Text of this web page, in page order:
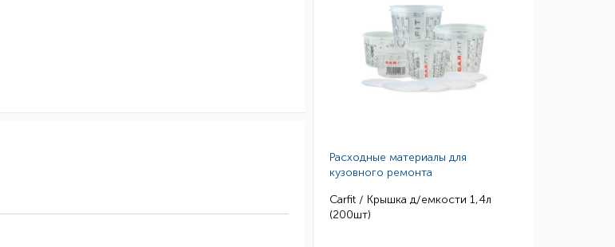
Расходные материалы для
кузовного ремонта
Carfit / Крышка д/емкости 1,4л
(200шт)